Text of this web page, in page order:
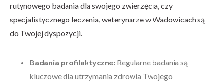
rutynowego badania dla swojego zwierzęcia, czy
specjalistycznego leczenia, weterynarze w Wadowicach są
do Twojej dyspozycji.
Badania profilaktyczne: Regularne badania są
kluczowe dla utrzymania zdrowia Twojego